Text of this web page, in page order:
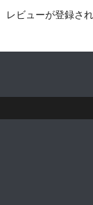
レビューが登録さ